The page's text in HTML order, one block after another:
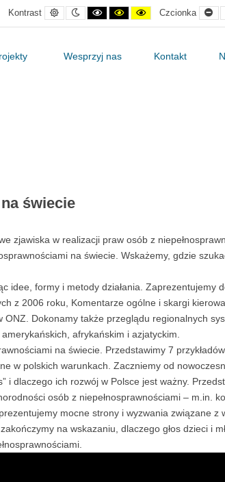
Kontrast
Kontrast
domyślny
Tryb
nocny
Kontrast
czarno-
biały
Ustaw
kontrast
czarno-
Kontrast
żółto-
czarny
Czcionka
Wesprzyj nas Kontakt
świecie
zjawiska w realizacji praw osób z
na świecie. Wskażemy, gdzie
idee, formy i metody działania. Zaprezentujemy
z 2006 roku, Komentarze ogólne i skargi
Dokonamy także przeglądu regionalnych
afrykańskim i azjatyckim.
na świecie. Przedstawimy 7 przykładów
w polskich warunkach. Zaczniemy od
i dlaczego ich rozwój w Polsce jest ważny.
osób z niepełnosprawnościami – m.in.
mocne strony i wyzwania związane z
na wskazaniu, dlaczego głos dzieci i